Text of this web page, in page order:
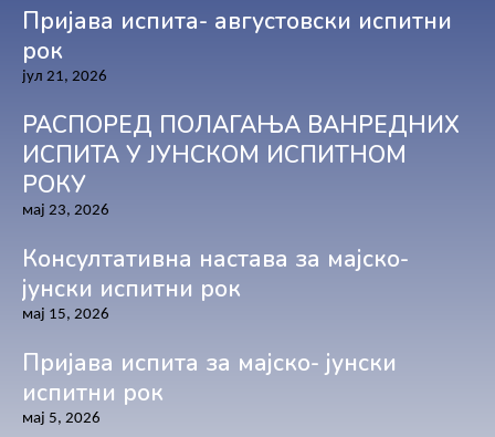
Пријава испита- августовски испитни
рок
јул 21, 2026
РАСПОРЕД ПОЛАГАЊА ВАНРЕДНИХ
ИСПИТА У ЈУНСКОМ ИСПИТНОМ
РОКУ
мај 23, 2026
Консултативна настава за мајско-
јунски испитни рок
мај 15, 2026
Пријава испита за мајско- јунски
испитни рок
мај 5, 2026